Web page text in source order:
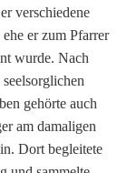
verschiedene
er zum Pfarrer
wurde. Nach
gehörte auch
am damaligen
Dort begleitete